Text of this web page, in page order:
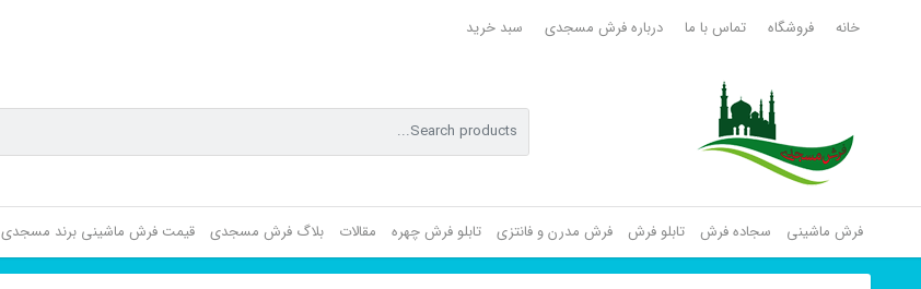
خانه فروشگاه تماس با ما درباره فرش مسجدی سبد خرید
فرش ماشینی سجاده فرش تابلو فرش فرش مدرن و فانتزی تابلو فرش چهره مقالات بلاگ فرش مسجدی قیمت فرش ماشینی برند مسجدی